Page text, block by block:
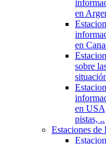
en
en
sobre
en
pistas, ..
Estaciones de